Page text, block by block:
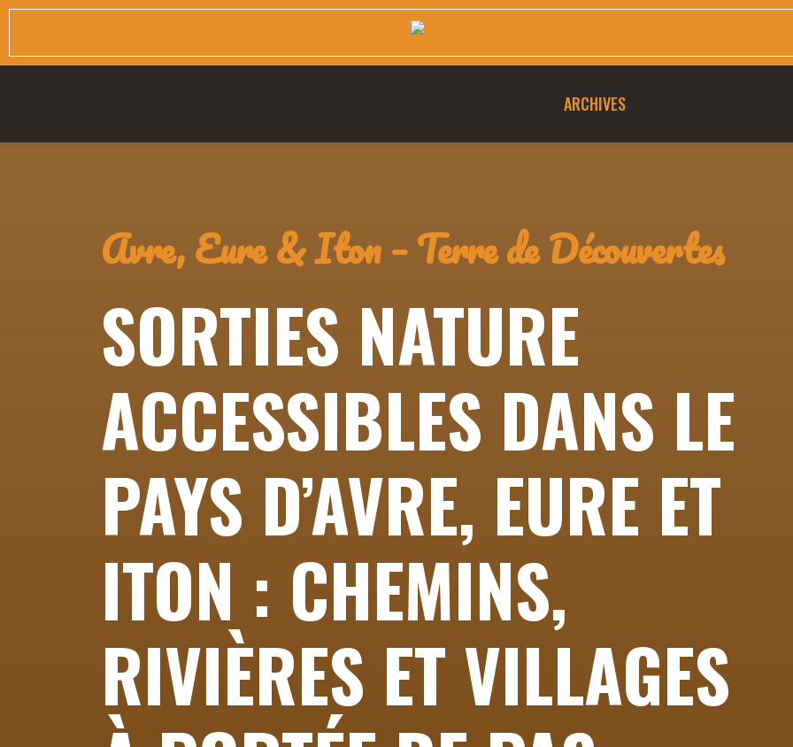
ARCHIVES
Avre, Eure & Iton – Terre de Découvertes
SORTIES NATURE
ACCESSIBLES DANS LE
PAYS D’AVRE, EURE ET
ITON : CHEMINS,
RIVIÈRES ET VILLAGES